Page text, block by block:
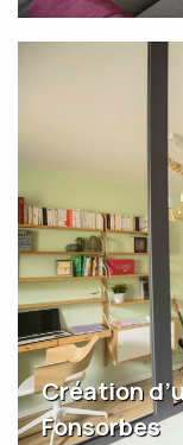
Création
Fonsorbes